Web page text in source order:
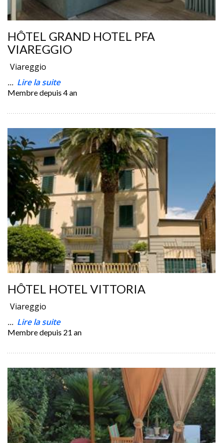
HÔTEL GRAND HOTEL PFA
VIAREGGIO
Viareggio
... Lire la suite
Membre depuis 4 an
HÔTEL HOTEL VITTORIA
Viareggio
... Lire la suite
Membre depuis 21 an